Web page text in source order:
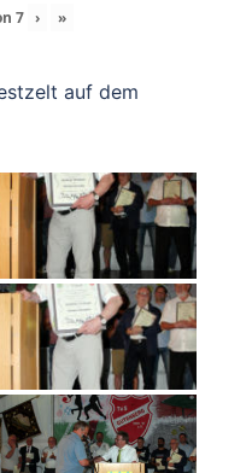
7 › »
auf dem